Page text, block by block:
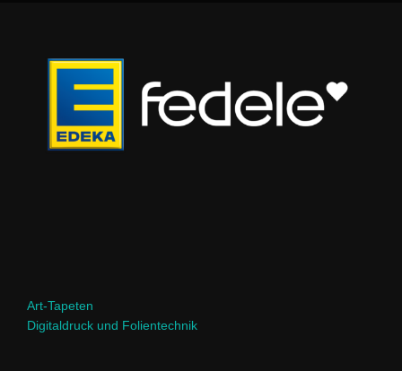
Art-Tapeten
Digitaldruck und Folientechnik